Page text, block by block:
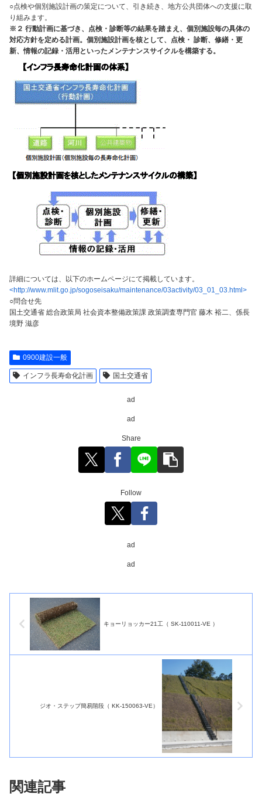
○点検や個別施設計画の策定について、引き続き、地方公共団体への支援に取
り組みます。
※２ 行動計画に基づき、点検・診断等の結果を踏まえ、個別施設毎の具体の
対応方針を定める計画。個別施設計画を核として、点検・ 診断、修繕・更
新、情報の記録・活用といったメンテナンスサイクルを構築する。
詳細については、以下のホームページにて掲載しています。
<http://www.mlit.go.jp/sogoseisaku/maintenance/03activity/03_01_03.html>
○問合せ先
国土交通省 総合政策局 社会資本整備政策課 政策調査専門官 藤木 裕二、係長
境野 滋彦
0900建設一般
インフラ長寿命化計画 国土交通省
ad
ad
Share
Follow
ad
ad
キョーリョッカー21工（ SK-110011-VE ）
ジオ・ステップ簡易階段（ KK-150063-VE）
関連記事